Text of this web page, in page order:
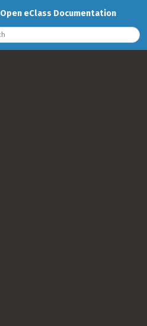
Open eClass Documentation